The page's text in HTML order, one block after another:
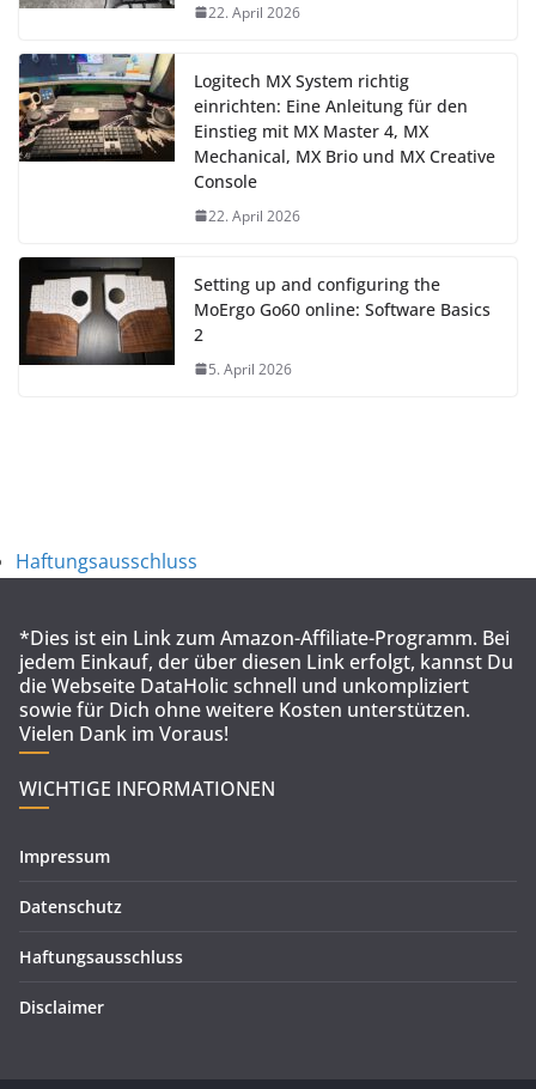
22. April 2026
Logitech MX System richtig
einrichten: Eine Anleitung für den
Einstieg mit MX Master 4, MX
Mechanical, MX Brio und MX Creative
Console
22. April 2026
Setting up and configuring the
MoErgo Go60 online: Software Basics
2
5. April 2026
Haftungsausschluss
*Dies ist ein Link zum Amazon-Affiliate-Programm. Bei
jedem Einkauf, der über diesen Link erfolgt, kannst Du
die Webseite DataHolic schnell und unkompliziert
sowie für Dich ohne weitere Kosten unterstützen.
Vielen Dank im Voraus!
WICHTIGE INFORMATIONEN
Impressum
Datenschutz
Haftungsausschluss
Disclaimer